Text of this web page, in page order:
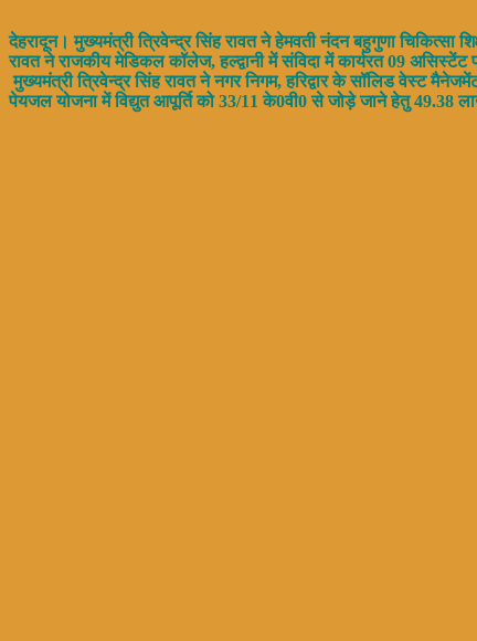
देहरादून। मुख्यमंत्री त्रिवेन्द्र सिंह रावत ने हेमवती नंदन बहुगुणा चिकित्सा
रावत ने राजकीय मेडिकल कॉलेज, हल्द्वानी में संविदा में कार्यरत 09
मुख्यमंत्री त्रिवेन्द्र सिंह रावत ने नगर निगम, हरिद्वार के सॉलिड वेस्ट
पेयजल योजना में विद्युत आपूर्ति को 33/11 के0वी0 से जोड़े जाने हेतु 49.38